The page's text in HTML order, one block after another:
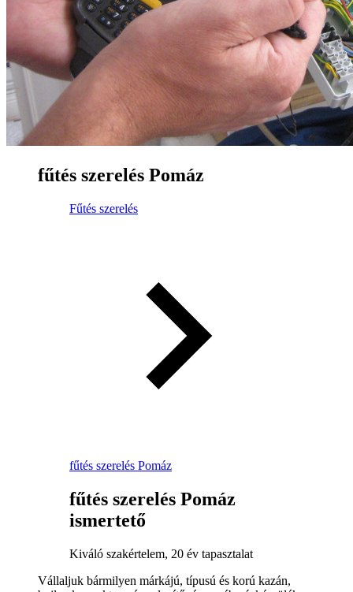
fűtés szerelés Pomáz
Fűtés szerelés
fűtés szerelés Pomáz
fűtés szerelés Pomáz
ismertető
Kiváló szakértelem, 20 év tapasztalat
Vállaljuk bármilyen márkájú, típusú és korú kazán,